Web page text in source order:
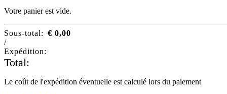
Votre panier est vide.
Sous-total: € 0,00
/
Expédition:
Total:
Le coût de l'expédition éventuelle est calculé lors du paiement